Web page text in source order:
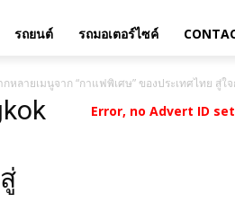
รถยนต์ รถมอเตอร์ไซค์
ลายเมนูจาก “กาแฟพิเศษ” ของประเทศไทย สู่ใ
Error, no Advert ID